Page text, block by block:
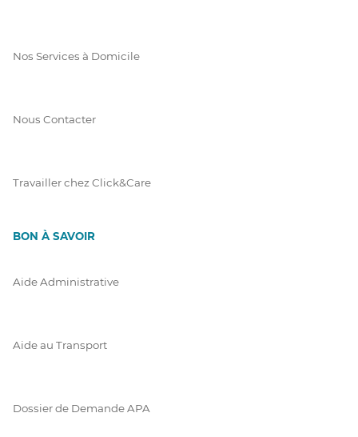
Nos Services à Domicile
Nous Contacter
Travailler chez Click&Care
BON À SAVOIR
Aide Administrative
Aide au Transport
Dossier de Demande APA